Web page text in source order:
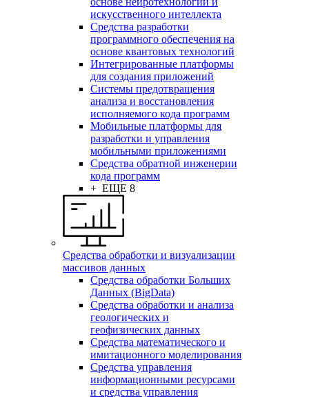
искусственного интеллекта
Средства разработки
программного обеспечения на
основе квантовых технологий
Интегрированные платформы
для создания приложений
Системы предотвращения
анализа и восстановления
исполняемого кода программ
Мобильные платформы для
разработки и управления
мобильными приложениями
Средства обратной инженерии
кода программ
+ ЕЩЕ 8
Средства обработки и визуализации
массивов данных
Средства обработки Больших
Данных (BigData)
Средства обработки и анализа
геологических и
геофизических данных
Средства математического и
имитационного моделирования
Средства управления
информационными ресурсами
и средства управления